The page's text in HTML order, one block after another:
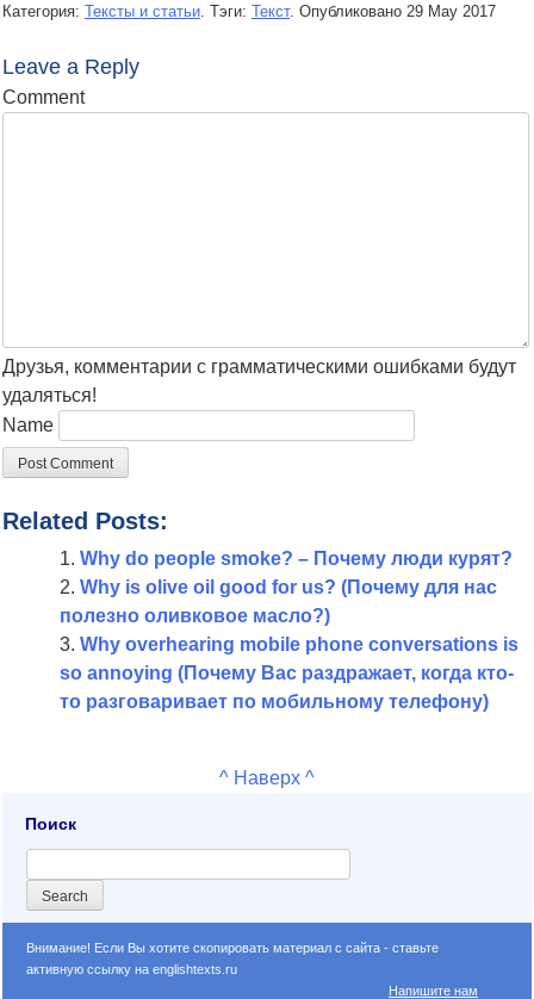
Категория: Тексты и статьи . Тэги: Текст. Опубликовано 29 May 2017
Leave a Reply
Comment
Друзья, комментарии с грамматическими ошибками будут
удаляться!
Name
Related Posts:
Why do people smoke? – Почему люди курят?
Why is olive oil good for us? (Почему для нас
полезно оливковое масло?)
Why overhearing mobile phone conversations is
so annoying (Почему Вас раздражает, когда кто-
то разговаривает по мобильному телефону)
^ Наверх ^
Поиск
Внимание! Если Вы хотите скопировать материал с сайта - ставьте
активную ссылку на englishtexts.ru
Напишите нам